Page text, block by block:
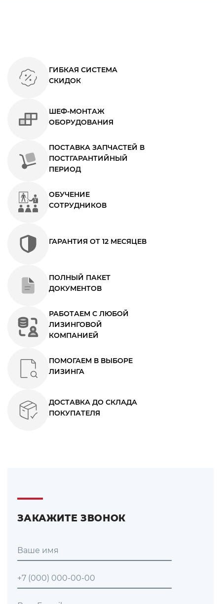
ГИБКАЯ СИСТЕМА
СКИДОК
ШЕФ-МОНТАЖ
ОБОРУДОВАНИЯ
ПОСТАВКА ЗАПЧАСТЕЙ В
ПОСТГАРАНТИЙНЫЙ
ПЕРИОД
ОБУЧЕНИЕ
СОТРУДНИКОВ
ГАРАНТИЯ ОТ 12 МЕСЯЦЕВ
ПОЛНЫЙ ПАКЕТ
ДОКУМЕНТОВ
РАБОТАЕМ С ЛЮБОЙ
ЛИЗИНГОВОЙ
КОМПАНИЕЙ
ПОМОГАЕМ В ВЫБОРЕ
ЛИЗИНГА
ДОСТАВКА ДО СКЛАДА
ПОКУПАТЕЛЯ
ЗАКАЖИТЕ ЗВОНОК